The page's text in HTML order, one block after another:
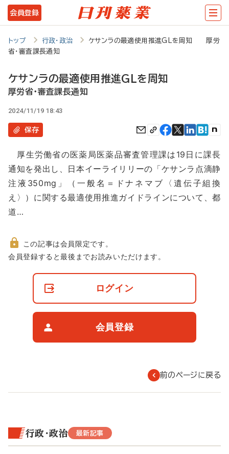
メ
イ
テ
ツ
に
動
会員登録
トップ 行政・政治
ケサンラの最適使用推進GLを周知 厚労
省・審査課長通知
ケサンラの最適使用推進GLを周知
厚労省・審査課長通知
2024/11/19 18:43
保存
厚生労働省の医薬局医薬品審査管理課は19日に課長
通知を発出し、日本イーライリリーの「ケサンラ点滴静
注液350mg」（一般名＝ドナネマブ〈遺伝子組換
え〉）に関する最適使用推進ガイドラインについて、都
道…
非
この記事は会員限定です。
会員登録すると最後までお読みいただけます。
ログイン
会員登録
前のページに戻る
行政・政治 最新記事